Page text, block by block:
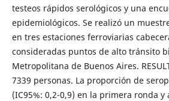
testeos rápidos serológicos y una
epidemiológicos. Se realizó un
en tres estaciones ferroviarias
consideradas puntos de alto tránsito
Metropolitana de Buenos Aires.
7339 personas. La proporción de
(IC95%: 0,2-0,9) en la primera ronda y